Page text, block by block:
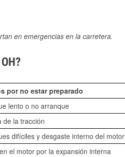
en emergencias en la carretera.
por no estar preparado
lento o no arranque
de la tracción
difíciles y desgaste interno del motor
el motor por la expansión interna